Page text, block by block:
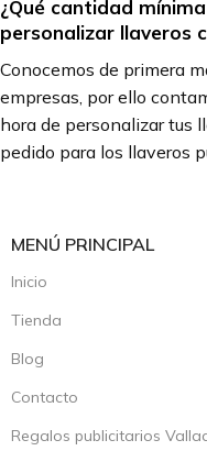
¿Qué cantidad
personalizar llaveros
Conocemos de primera
empresas, por ello
hora de personalizar tus
pedido para los llaveros
MENÚ PRINCIPAL
Inicio
Tienda
Blog
Contacto
Regalos publicitarios